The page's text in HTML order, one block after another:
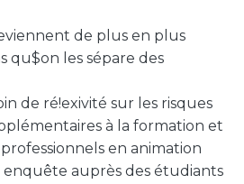
de plus en plus
qu$on les sépare des
de ré!exivité sur les risques
à la formation et
en animation
auprès des étudiants